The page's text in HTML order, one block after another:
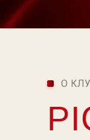
Здесь
Оффлайн-
О